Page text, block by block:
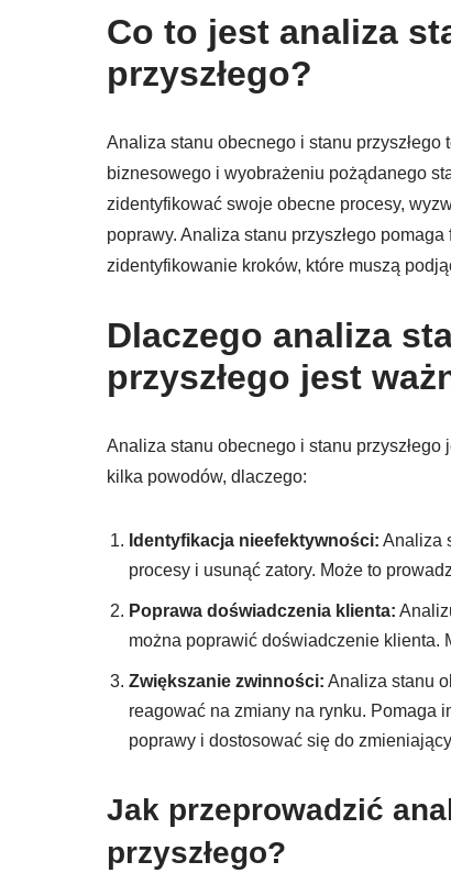
Co to jest analiza
przyszłego?
Analiza stanu obecnego i stanu
biznesowego i wyobrażeniu pożądanego
zidentyfikować swoje obecne procesy,
poprawy. Analiza stanu przyszłego
zidentyfikowanie kroków, które muszą
Dlaczego analiza
przyszłego jest
Analiza stanu obecnego i stanu
kilka powodów, dlaczego:
Identyfikacja nieefektywności: Analiza
procesy i usunąć zatory. Może to
Poprawa doświadczenia klienta:
można poprawić doświadczenie klienta.
Zwiększanie zwinności: Analiza stanu
reagować na zmiany na rynku. Pomaga
poprawy i dostosować się do
Jak przeprowadzić
przyszłego?